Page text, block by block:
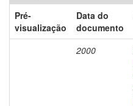
Pré-
visualização
Data do
documento
2000